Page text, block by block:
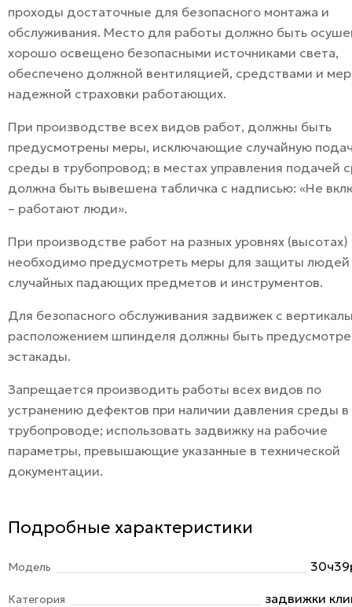
проходы достаточные для безопасного монтажа и
обслуживания. Место для работы должно быть
хорошо освещено безопасными источниками света,
обеспечено должной вентиляцией, средствами и
надежной страховки работающих.
При производстве всех видов работ, должны быть
предусмотрены меры, исключающие случайную
среды в трубопровод; в местах управления подачей
должна быть вывешена табличка с надписью: «Не
– работают люди».
При производстве работ на разных уровнях (высотах)
необходимо предусмотреть меры для защиты людей
случайных падающих предметов и инструментов.
Для безопасного обслуживания задвижек с
расположением шпинделя должны быть
эстакады.
Запрещается производить работы всех видов по
устранению дефектов при наличии давления среды в
трубопроводе; использовать задвижку на рабочие
параметры, превышающие указанные в технической
документации.
Подробные характеристики
Модель
Категория задвижки